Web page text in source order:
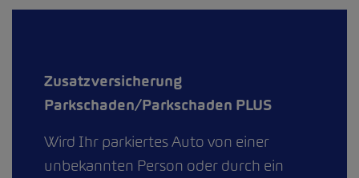
Zusatzversicherung
Parkschaden/Parkschaden PLUS
Wird Ihr parkiertes Auto von einer
unbekannten Person oder durch ein